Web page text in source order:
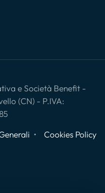
e Società Benefit -
(CN) - P.IVA:
Cookies Policy